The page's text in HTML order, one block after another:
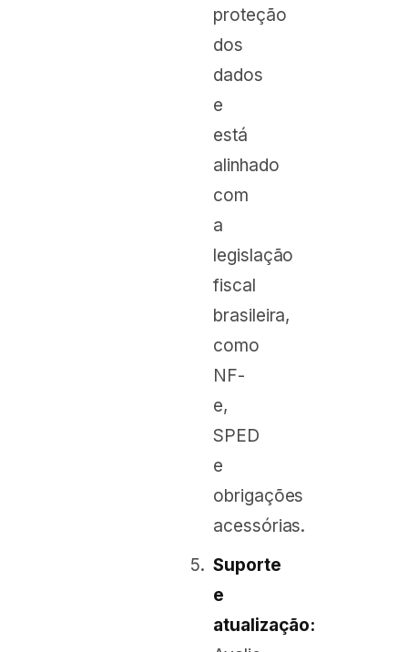
proteção
dos
dados
e
está
alinhado
com
a
legislação
fiscal
brasileira,
como
NF-
e,
SPED
e
obrigações
acessórias.
Suporte
e
atualização: